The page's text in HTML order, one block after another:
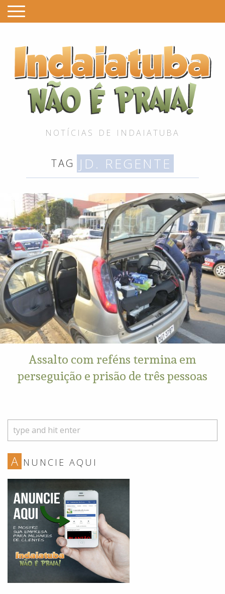
NOTÍCIAS DE INDAIATUBA
TAG JD. REGENTE
Assalto com reféns termina em
perseguição e prisão de três pessoas
A NUNCIE AQUI